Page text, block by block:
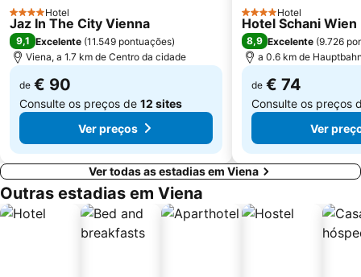
Hernals
Wiener U-Bahn
4 Estrelas
Hotel
Jaz In The City Vienna
9,1 Excelente (11.549 pontuações)
Viena, a 1.7 km de Centro da cidade
de € 90
Consulte os preços de 12 sites
Ver preços
4 Estrelas
Hotel
Hotel Schani
8,9 Excelente (9.726
a 0.6 km de
de € 74
Consulte os preços
Ver
Ver todas as estadias em Viena
Outras estadias em Viena